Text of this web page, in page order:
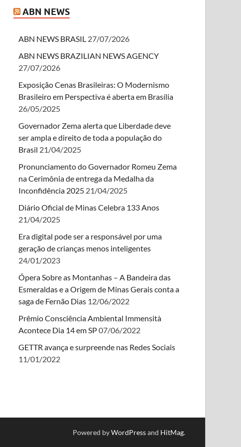
ABN NEWS
ABN NEWS BRASIL 27/07/2026
ABN NEWS BRAZILIAN NEWS AGENCY
27/07/2026
Exposição Cenas Brasileiras: O Modernismo
Brasileiro em Perspectiva é aberta em Brasília
26/05/2025
Governador Zema alerta que Liberdade deve
ser ampla e direito de toda a população do
Brasil 21/04/2025
Pronunciamento do Governador Romeu Zema
na Cerimônia de entrega da Medalha da
Inconfidência 2025 21/04/2025
Diário Oficial de Minas Celebra 133 Anos
21/04/2025
Era digital pode ser a responsável por uma
geração de crianças menos inteligentes
24/01/2023
Ópera Sobre as Montanhas – A Bandeira das
Esmeraldas e a Origem de Minas Gerais conta a
saga de Fernão Dias 12/06/2022
Prêmio Consciência Ambiental Immensità
Acontece Dia 14 em SP07/06/2022
GETTR avança e surpreende nas Redes Sociais
11/01/2022
Powered byWordPressand HitMag.